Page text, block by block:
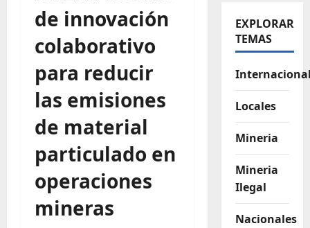
de innovación
colaborativo
para reducir
las emisiones
de material
particulado en
operaciones
mineras
EXPLORAR
TEMAS
Locales
Mineria
Mineria
Ilegal
Nacionales